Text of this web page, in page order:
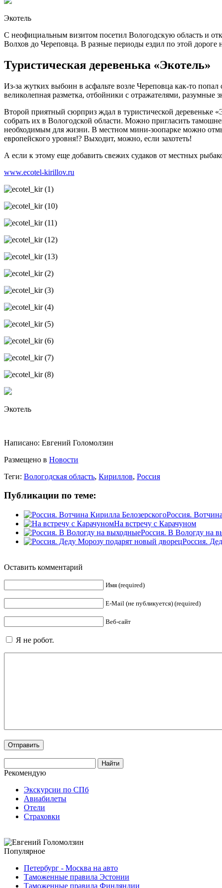
Экотель
С неофициальным визитом посетил Вологодскую область и
Волхов до Череповца. В разные периоды ездил по этой
Туристическая деревенька «Экотель»
Из-за жутких выбоин в асфальте возле Череповца как-то
великолепная разметка, отбойники с отражателями, разумные
Второй приятный сюрприз ждал в туристической
собрать их в Вологодской области. Можно пригласить
необходимым для жизни. В местном мини-зоопарке можно
европейского уровня!? Выходит, можно, если захотеть!
А если к этому еще добавить свежих судаков от местных
www.ecotel-kirillov.ru
Экотель
Написано: Евгений Голомолзин
Размещено в Новости
Теги: Вологодская область, Кириллов, Россия
Публикации по теме:
Россия.
На встречу с Карачуном
Россия. В Вологду на
Россия.
Оставить комментарий
Имя (required)
E-Mail (не публикуется) (required)
Веб-сайт
Я не робот.
Рекомендую
Экскурсии по СПб
Авиабилеты
Отели
Страховки
Популярное
Петербург - Москва на авто
Таможенные правила Эстонии
Таможенные правила Финляндии